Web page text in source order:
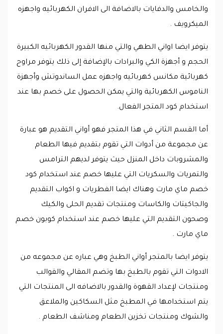
والخامس والدفايات بالاضافة الى الافران الكهربائيه واجهزه
الميكرويف .
يتوفر ايضا اواني الطهي والتي منها القدور الكهربائيه الكبيرة
الحجم و أجهزة الكي والبرادات بالإضافة إلى ذلك يتوفر مراوح
كهربائية مكانس كهربائيه واجهزه عمل الساندوتش وأجهزة
الناموس الكهربائية والتي يمكن الحصول على خصم بها عند
استخدام كود المتجر الفعال.
أما القسم الثاني في هذا المتجر فهو أواني التقديم هو عبارة
عن مجموعة من أدوات التي تقوم بتقديم فيها الطعام
والمشروبات داخل المنزل حيث يتوفر لديهم الترامس
والتمريات والسكريات التي عليها خصم عند استخدام كود
خصم ماي مارت وهناك ايضا الفطريات و اكواب التقديم
والجاكيتات والكاسات ومنتجات تقديم الحلى والكيك
وصحون التقديم التي عليها خصم عند استخدام كوبون خصم
ماي مارت .
يتوفر ايضا بالمتجر أواني الطبخ وهي عباره عن مجموعه من
الادوات التي تقوم بالطبخ بها وتضم المقالي والقوالب
ومنتجات لإعداد القهوة والقدور بالاضافه الى المنتجات التي
يتم استخدامها في المطبخ مثل السكاكين والملاعق
والشوك ومنتجات تخزين الطعام ومناشف الطعام .